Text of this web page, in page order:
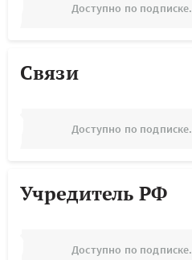
Доступно по подписке.
Связи
Доступно по подписке.
Учредитель РФ
Доступно по подписке.